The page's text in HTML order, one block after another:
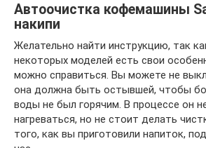
Автоочистка кофемашины
накипи
Желательно найти инструкцию, так
некоторых моделей есть свои
можно справиться. Вы можете не
она должна быть остывшей, чтобы
воды не был горячим. В процессе он
нагреваться, но не стоит делать
того, как вы приготовили напиток,